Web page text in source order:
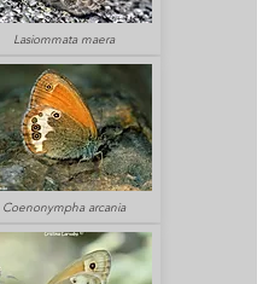
Lasiommata maera
Coenonympha arcania